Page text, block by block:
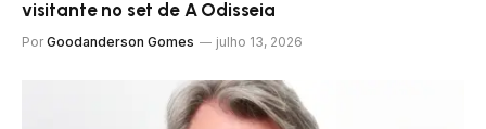
visitante no set de A Odisseia
Por Goodanderson Gomes julho 13, 2026